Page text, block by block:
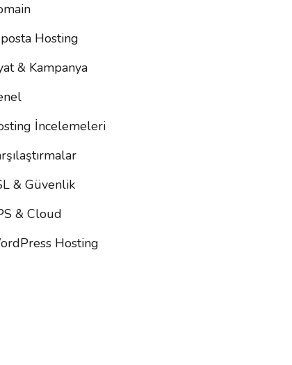
Hosting
& Kampanya
İncelemeleri
& Güvenlik
& Cloud
Hosting